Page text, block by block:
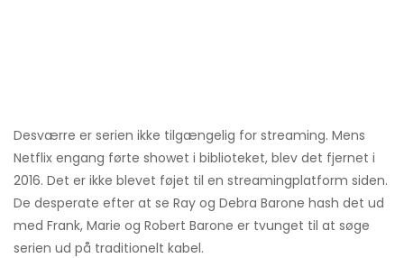
Desværre er serien ikke tilgængelig for streaming. Mens
Netflix engang førte showet i biblioteket, blev det fjernet i
2016. Det er ikke blevet føjet til en streamingplatform siden.
De desperate efter at se Ray og Debra Barone hash det ud
med Frank, Marie og Robert Barone er tvunget til at søge
serien ud på traditionelt kabel.